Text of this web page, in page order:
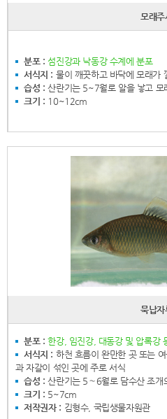
모래주
분포 : 섬진강과 낙동강 수계에 분포
서식지 : 물이 깨끗하고 바닥에 모래가
습성 : 산란기는 5~7월로 알을 낳고 모
크기 : 10~12cm
묵납자
분포 : 한강, 임진강, 대동강 및 압록강
서식지 : 하천 흐름이 완만한 곳 또는
과 자갈이 섞인 곳에 주로 서식
습성 : 산란기는 5∼6월로 담수산 조개
크기 : 5~7cm
저작권자 : 김형수, 국립생물자원관